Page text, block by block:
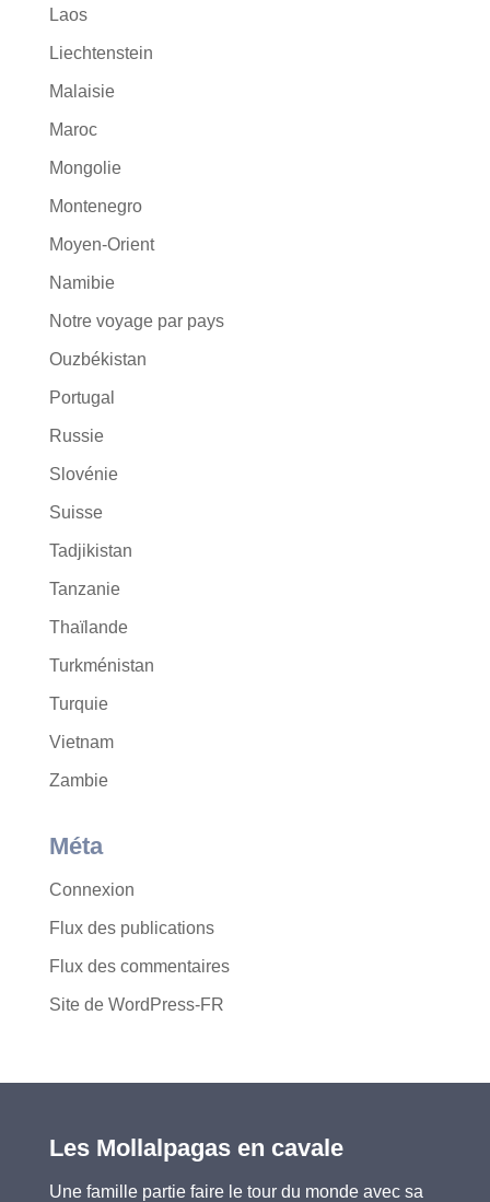
Laos
Liechtenstein
Malaisie
Maroc
Mongolie
Montenegro
Moyen-Orient
Namibie
Notre voyage par pays
Ouzbékistan
Portugal
Russie
Slovénie
Suisse
Tadjikistan
Tanzanie
Thaïlande
Turkménistan
Turquie
Vietnam
Zambie
Méta
Connexion
Flux des publications
Flux des commentaires
Site de WordPress-FR
Les Mollalpagas en cavale
Une famille partie faire le tour du monde avec sa